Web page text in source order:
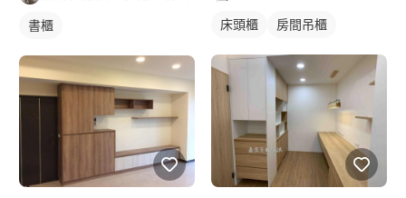
書櫃 床頭櫃 房間吊櫃